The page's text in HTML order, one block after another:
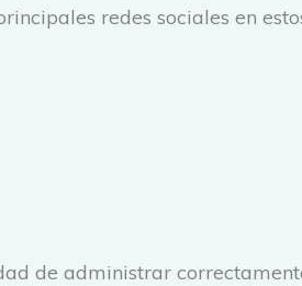
redes sociales en
de administrar